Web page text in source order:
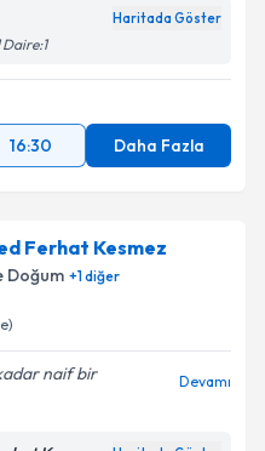
Haritada Göster
Daire:1
16:30 Daha Fazla
Ferhat Kesmez
Doğum +1diğer
naif bir
Devamı